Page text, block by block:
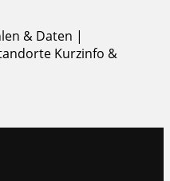
& Daten |
Kurzinfo &